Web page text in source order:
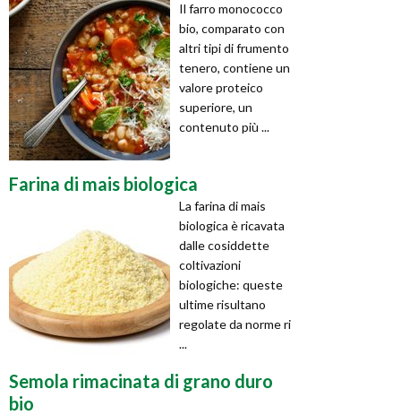
Il farro monococco
bio, comparato con
altri tipi di frumento
tenero, contiene un
valore proteico
superiore, un
contenuto più ...
Farina di mais biologica
La farina di mais
biologica è ricavata
dalle cosiddette
coltivazioni
biologiche: queste
ultime risultano
regolate da norme ri
...
Semola rimacinata di grano duro
bio